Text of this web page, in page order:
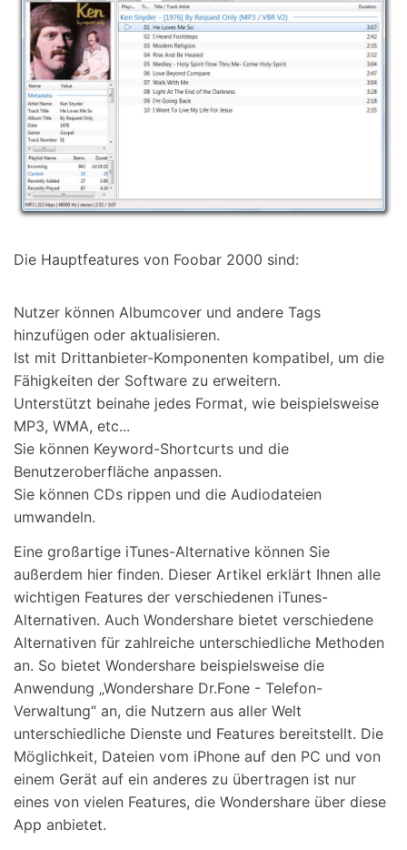
Die Hauptfeatures von Foobar 2000 sind:
Nutzer können Albumcover und andere Tags
hinzufügen oder aktualisieren.
Ist mit Drittanbieter-Komponenten kompatibel, um die
Fähigkeiten der Software zu erweitern.
Unterstützt beinahe jedes Format, wie beispielsweise
MP3, WMA, etc...
Sie können Keyword-Shortcurts und die
Benutzeroberfläche anpassen.
Sie können CDs rippen und die Audiodateien
umwandeln.
Eine großartige iTunes-Alternative können Sie
außerdem hier finden. Dieser Artikel erklärt Ihnen alle
wichtigen Features der verschiedenen iTunes-
Alternativen. Auch Wondershare bietet verschiedene
Alternativen für zahlreiche unterschiedliche Methoden
an. So bietet Wondershare beispielsweise die
Anwendung „Wondershare Dr.Fone - Telefon-
Verwaltung“ an, die Nutzern aus aller Welt
unterschiedliche Dienste und Features bereitstellt. Die
Möglichkeit, Dateien vom iPhone auf den PC und von
einem Gerät auf ein anderes zu übertragen ist nur
eines von vielen Features, die Wondershare über diese
App anbietet.